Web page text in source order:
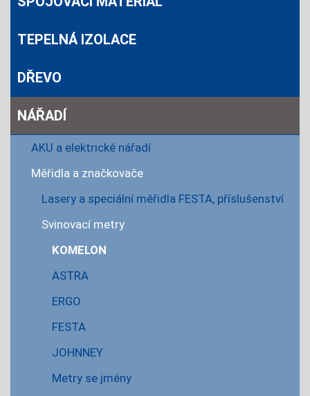
TEPELNÁ IZOLACE
DŘEVO
NÁŘADÍ
AKU a elektrické nářadí
Měřidla a značkovače
Lasery a speciální měřidla FESTA, příslušenství
Svinovací metry
KOMELON
ASTRA
ERGO
FESTA
JOHNNEY
Metry se jmény